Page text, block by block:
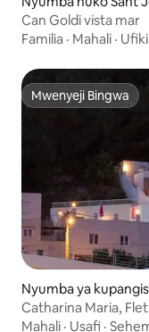
Can Goldi vista mar
Familia · Mahali ·
Mwenyeji Bingwa
Mwenyeji Bingwa
Nyumba ya
Catharina Maria,
Mahali · Usafi ·